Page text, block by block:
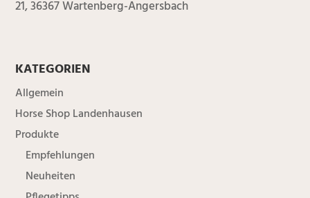
21, 36367 Wartenberg-Angersbach
KATEGORIEN
Allgemein
Horse Shop Landenhausen
Produkte
Empfehlungen
Neuheiten